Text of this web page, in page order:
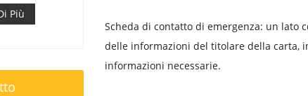
Scheda di contatto di emergenza: un lato
delle informazioni del titolare della carta,
informazioni necessarie.
al DM
del
Più